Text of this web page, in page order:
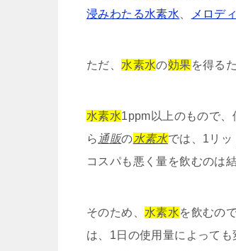
浸みわたる水素水
メロデ
ただ、 水素水の効果を得る
水素水1ppm以上のもので
ら 通販の水素水では、1リッ
コスパも悪く量を飲むのは
そのため、 水素水を飲むの
は、1日の使用量によって